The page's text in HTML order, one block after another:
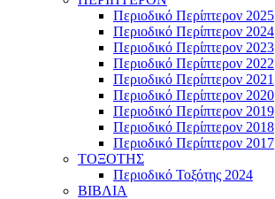
Περιοδικό Περίπτερον 2025
Περιοδικό Περίπτερον 2024
Περιοδικό Περίπτερον 2023
Περιοδικό Περίπτερον 2022
Περιοδικό Περίπτερον 2021
Περιοδικό Περίπτερον 2020
Περιοδικό Περίπτερον 2019
Περιοδικό Περίπτερον 2018
Περιοδικό Περίπτερον 2017
ΤΟΞΟΤΗΣ
Περιοδικό Τοξότης 2024
ΒΙΒΛΙΑ